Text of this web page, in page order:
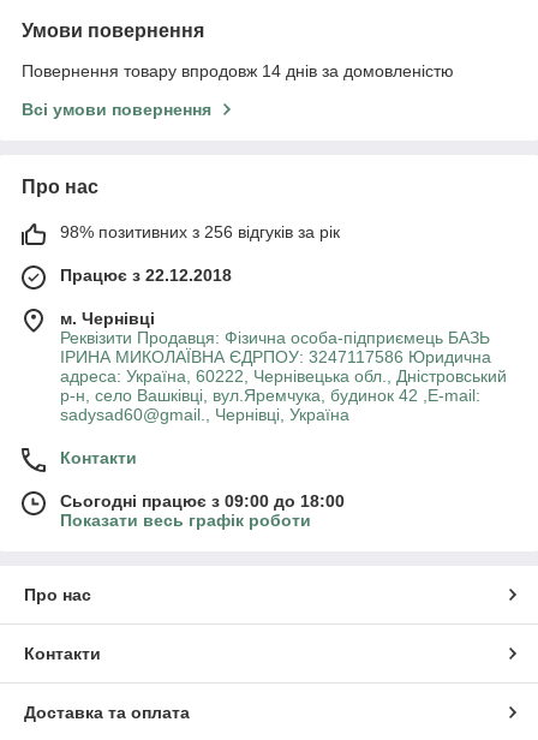
Умови повернення
Повернення товару впродовж 14 днів за домовленістю
Всі умови повернення
Про нас
98% позитивних з 256 відгуків за рік
Працює з 22.12.2018
м. Чернівці
Реквізити Продавця: Фізична особа-підприємець БАЗЬ
ІРИНА МИКОЛАЇВНА ЄДРПОУ: 3247117586 Юридична
адреса: Україна, 60222, Чернівецька обл., Дністровський
р-н, село Вашківці, вул.Яремчука, будинок 42 ,E-mail:
sadysad60@gmail., Чернівці, Україна
Контакти
Сьогодні працює з 09:00 до 18:00
Показати весь графік роботи
Про нас
Контакти
Доставка та оплата